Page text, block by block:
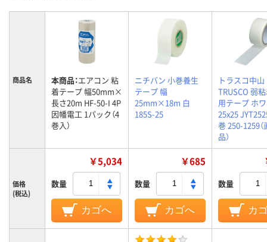
商品名 本商品：エアコン 粘
着テープ 幅50mm×
長さ20m HF-50-I 4P
因幡電工 1パック（4
巻入）
ニチバン 小巻養生
テープ 幅
25mm×18m 白
185S-25
トラスコ中山
TRUSCO 弱
用テープ ホ
25x25
巻 250-1259（
品）
価格
(税込)
￥5,034
数量
カゴへ
￥685
数量
カゴへ
数量
カ